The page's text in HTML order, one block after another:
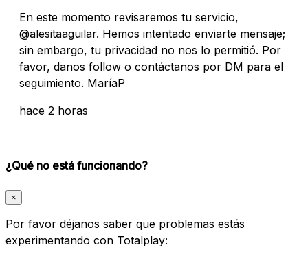
En este momento revisaremos tu servicio,
@alesitaaguilar. Hemos intentado enviarte mensaje;
sin embargo, tu privacidad no nos lo permitió. Por
favor, danos follow o contáctanos por DM para el
seguimiento. MaríaP
hace 2 horas
¿Qué no está funcionando?
×
Por favor déjanos saber que problemas estás
experimentando con Totalplay: